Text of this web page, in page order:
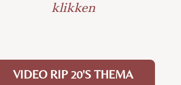
klikken
VIDEO RIP 20'S THEMA